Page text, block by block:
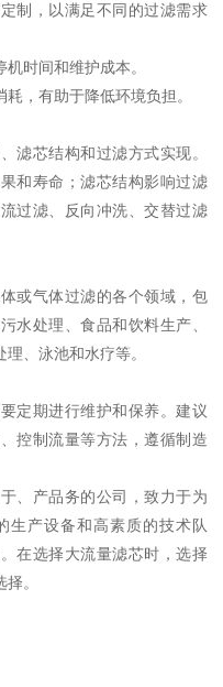
制，以满足不同的过滤需求
时间和维护成本。
，有助于降低环境负担。
滤芯结构和过滤方式实现。
和寿命；滤芯结构影响过滤
过滤、反向冲洗、交替过滤
或气体过滤的各个领域，包
水处理、食品和饮料生产、
、泳池和水疗等。
定期进行维护和保养。建议
控制流量等方法，遵循制造
、产品务的公司，致力于为
生产设备和高素质的技术队
在选择大流量滤芯时，选择
。